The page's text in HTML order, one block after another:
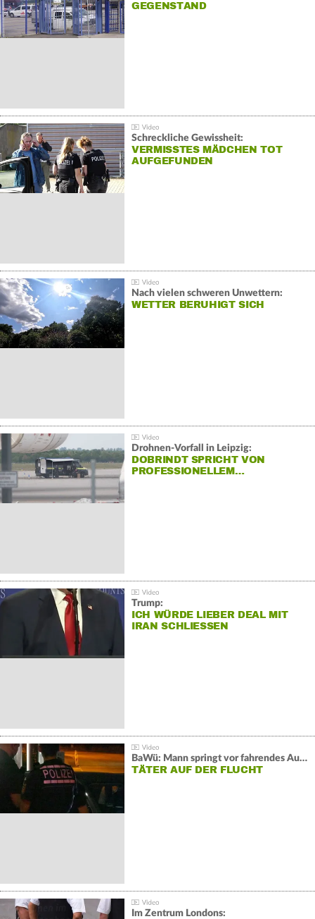
GEGENSTAND
Schreckliche Gewissheit:
VERMISSTES MÄDCHEN TOT
AUFGEFUNDEN
Nach vielen schweren Unwettern:
WETTER BERUHIGT SICH
Drohnen-Vorfall in Leipzig:
DOBRINDT SPRICHT VON
PROFESSIONELLEM…
Trump:
ICH WÜRDE LIEBER DEAL MIT
IRAN SCHLIESSEN
BaWü: Mann springt vor fahrendes Auto und schießt
TÄTER AUF DER FLUCHT
Im Zentrum Londons: